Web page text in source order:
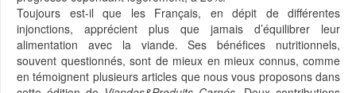
Toujours est-il que les Français, en dépit de différentes
injonctions, apprécient plus que jamais d’équilibrer leur
alimentation avec la viande. Ses bénéfices nutritionnels,
souvent questionnés, sont de mieux en mieux connus, comme
en témoignent plusieurs articles que nous vous proposons dans